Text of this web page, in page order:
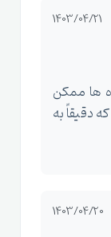
1403/04/21
ها ممکن
دقیقاً به
1403/04/20